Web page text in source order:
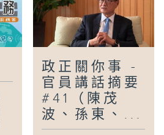
政正關你事 -
官員講話摘要
#41（陳茂
波、孫東、...